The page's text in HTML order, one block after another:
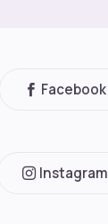
Facebook
Instagram